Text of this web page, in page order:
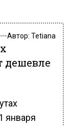
Автор: Tetiana
дешевле
января